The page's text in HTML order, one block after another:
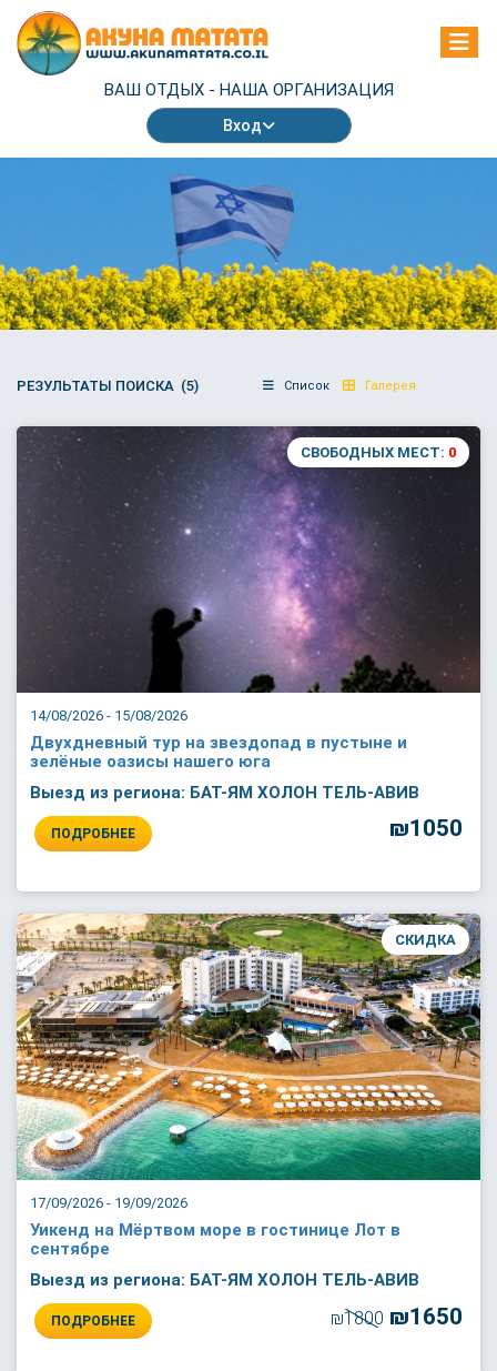
ВАШ ОТДЫХ - НАША ОРГАНИЗАЦИЯ
Вход
РЕЗУЛЬТАТЫ ПОИСКА (5) Список Галерея
14/08/2026 - 15/08/2026
СВОБОДНЫХ МЕСТ: 0
Двухдневный тур на звездопад в пустыне и
зелёные оазисы нашего юга
Выезд из региона: БАТ-ЯМ ХОЛОН ТЕЛЬ-АВИВ
ПОДРОБНЕЕ ₪1050
17/09/2026 - 19/09/2026
СКИДКА
Уикенд на Мёртвом море в гостинице Лот в
сентябре
Выезд из региона: БАТ-ЯМ ХОЛОН ТЕЛЬ-АВИВ
ПОДРОБНЕЕ ₪1800 ₪1650